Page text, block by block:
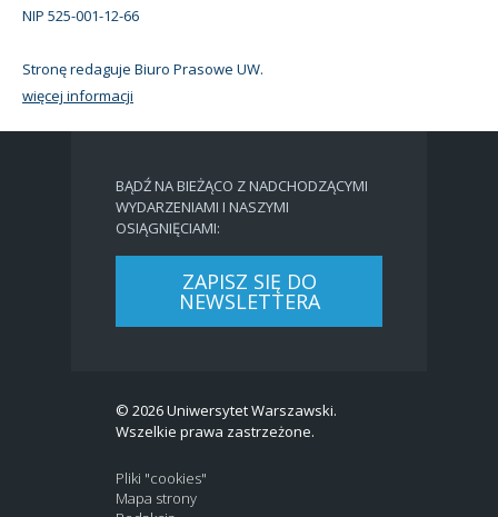
NIP 525-001-12-66
Stronę redaguje Biuro Prasowe UW.
więcej informacji
BĄDŹ NA BIEŻĄCO Z NADCHODZĄCYMI
WYDARZENIAMI I NASZYMI
OSIĄGNIĘCIAMI:
ZAPISZ SIĘ DO
NEWSLETTERA
© 2026 Uniwersytet Warszawski.
Wszelkie prawa zastrzeżone.
Pliki "cookies"
Mapa strony